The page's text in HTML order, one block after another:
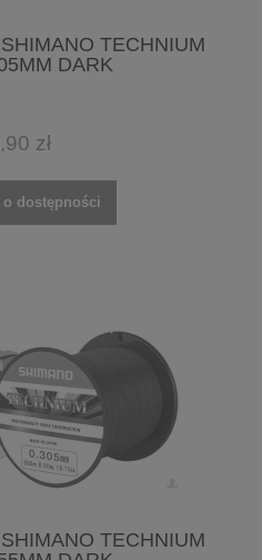
TECHNIUM
DARK
zł
dostępności
TECHNIUM